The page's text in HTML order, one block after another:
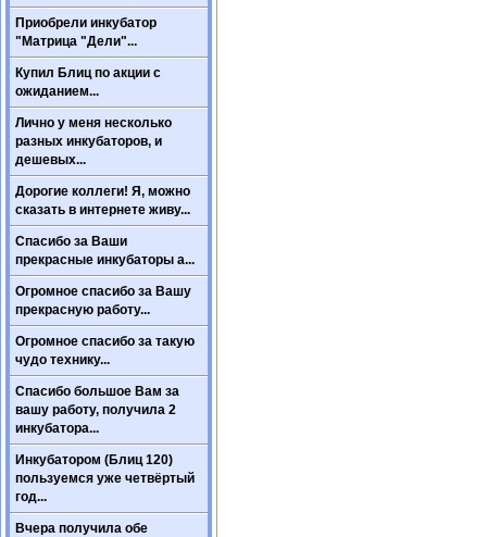
Приобрели инкубатор
"Матрица "Дели"...
Купил Блиц по акции с
ожиданием...
Лично у меня несколько
разных инкубаторов, и
дешевых...
Дорогие коллеги! Я, можно
сказать в интернете живу...
Спасибо за Ваши
прекрасные инкубаторы а...
Огромное спасибо за Вашу
прекрасную работу...
Огромное спасибо за такую
чудо технику...
Спасибо большое Вам за
вашу работу, получила 2
инкубатора...
Инкубатором (Блиц 120)
пользуемся уже четвёртый
год...
Вчера получила обе